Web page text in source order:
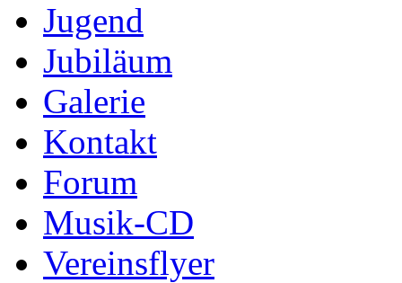
Jugend
Jubiläum
Galerie
Kontakt
Forum
Musik-CD
Vereinsflyer